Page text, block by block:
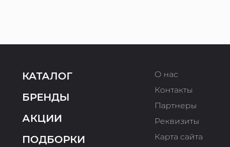
КАТАЛОГ
БРЕНДЫ
АКЦИИ
ПОДБОРКИ
О нас
Контакты
Партнеры
Реквизиты
Карта сайта